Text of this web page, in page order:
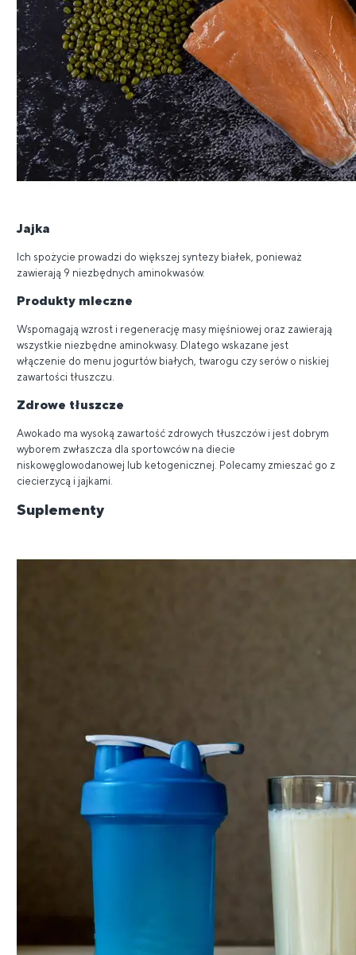
Jajka
Ich spożycie prowadzi do większej syntezy białek, ponieważ
zawierają 9 niezbędnych aminokwasów.
Produkty mleczne
Wspomagają wzrost i regenerację masy mięśniowej oraz zawierają
wszystkie niezbędne aminokwasy. Dlatego wskazane jest
włączenie do menu jogurtów białych, twarogu czy serów o niskiej
zawartości tłuszczu.
Zdrowe tłuszcze
Awokado ma wysoką zawartość zdrowych tłuszczów i jest dobrym
wyborem zwłaszcza dla sportowców na diecie
niskowęglowodanowej lub ketogenicznej. Polecamy zmieszać go z
ciecierzycą i jajkami.
Suplementy